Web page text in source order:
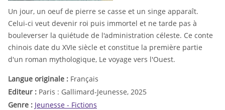
Un jour, un oeuf de pierre se casse et un singe apparaît.
Celui-ci veut devenir roi puis immortel et ne tarde pas à
bouleverser la quiétude de l'administration céleste. Ce conte
chinois date du XVIe siècle et constitue la première partie
d'un roman mythologique, Le voyage vers l'Ouest.
Langue originale : Français
Editeur : Paris : Gallimard-Jeunesse, 2025
Genre : Jeunesse - Fictions